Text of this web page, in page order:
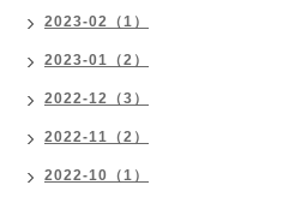
2023-02（1）
2023-01（2）
2022-12（3）
2022-11（2）
2022-10（1）